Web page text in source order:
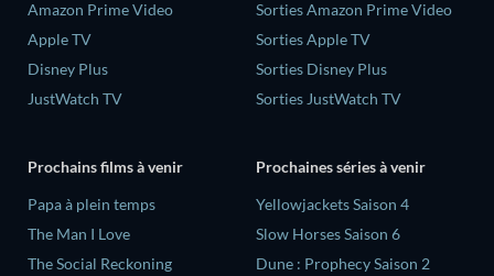
Amazon Prime Video
Apple TV
Disney Plus
JustWatch TV
Sorties Amazon Prime Video
Sorties Apple TV
Sorties Disney Plus
Sorties JustWatch TV
Prochains films à venir
‎Papa à plein temps
The Man I Love
The Social Reckoning
Prochaines séries à venir
Yellowjackets Saison 4
Slow Horses Saison 6
Dune : Prophecy Saison 2